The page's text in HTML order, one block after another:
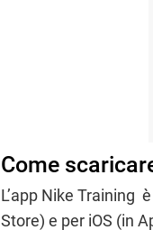
Come
L’app Nike Training è
Store) e per iOS (in